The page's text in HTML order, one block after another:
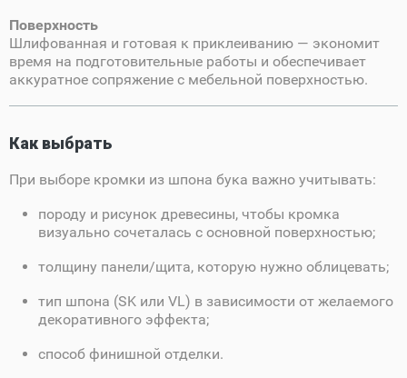
Поверхность
Шлифованная и готовая к приклеиванию — экономит
время на подготовительные работы и обеспечивает
аккуратное сопряжение с мебельной поверхностью.
Как выбрать
При выборе кромки из шпона бука важно учитывать:
породу и рисунок древесины, чтобы кромка
визуально сочеталась с основной поверхностью;
толщину панели/щита, которую нужно облицевать;
тип шпона (SK или VL) в зависимости от желаемого
декоративного эффекта;
способ финишной отделки.